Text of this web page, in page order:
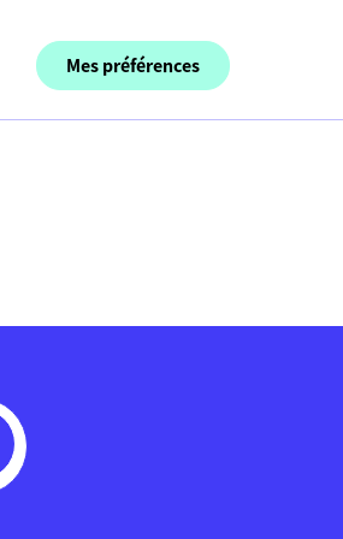
Mes préférences